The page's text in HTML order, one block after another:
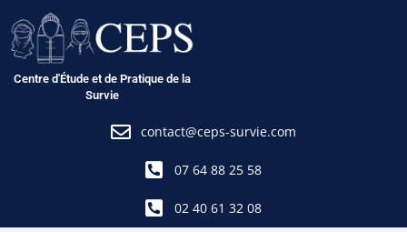
au
contenu
Centre d'Étude et de Pratique de la
Survie
contact@ceps-survie.com
07 64 88 25 58
02 40 61 32 08